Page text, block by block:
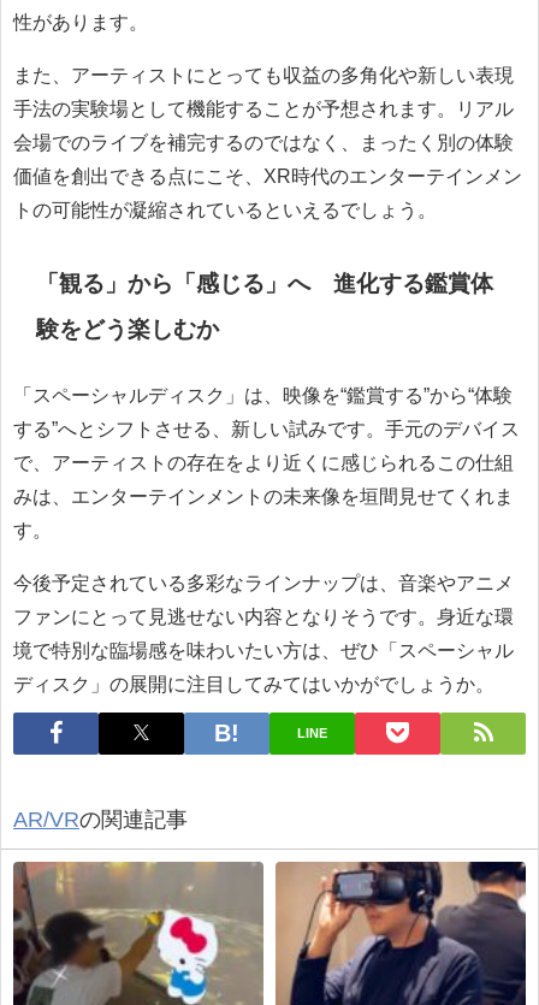
性があります。
また、アーティストにとっても収益の多角化や新しい表現
手法の実験場として機能することが予想されます。リアル
会場でのライブを補完するのではなく、まったく別の体験
価値を創出できる点にこそ、XR時代のエンターテインメン
トの可能性が凝縮されているといえるでしょう。
「観る」から「感じる」へ 進化する鑑賞体
験をどう楽しむか
「スペーシャルディスク」は、映像を“鑑賞する”から“体験
する”へとシフトさせる、新しい試みです。手元のデバイス
で、アーティストの存在をより近くに感じられるこの仕組
みは、エンターテインメントの未来像を垣間見せてくれま
す。
今後予定されている多彩なラインナップは、音楽やアニメ
ファンにとって見逃せない内容となりそうです。身近な環
境で特別な臨場感を味わいたい方は、ぜひ「スペーシャル
ディスク」の展開に注目してみてはいかがでしょうか。
LINE
AR/VRの関連記事